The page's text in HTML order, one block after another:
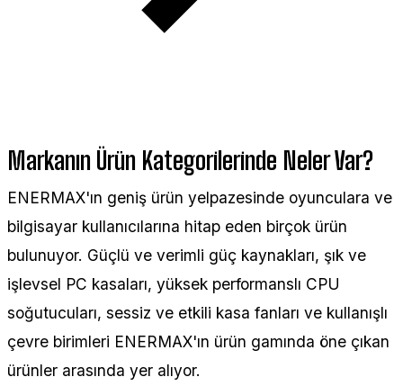
Markanın Ürün Kategorilerinde Neler Var?
ENERMAX'ın geniş ürün yelpazesinde oyunculara ve
bilgisayar kullanıcılarına hitap eden birçok ürün
bulunuyor. Güçlü ve verimli güç kaynakları, şık ve
işlevsel PC kasaları, yüksek performanslı CPU
soğutucuları, sessiz ve etkili kasa fanları ve kullanışlı
çevre birimleri ENERMAX'ın ürün gamında öne çıkan
ürünler arasında yer alıyor.